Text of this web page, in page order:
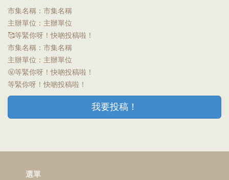
市集名稱：市集名稱
主辦單位：主辦單位
🥰等緊你呀！快啲投稿啦！
市集名稱：市集名稱
主辦單位：主辦單位
🤬等緊你呀！快啲投稿啦！
等緊你呀！快啲投稿啦！
我要投稿！
選單